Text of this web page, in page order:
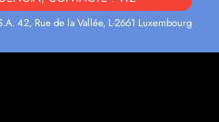
42, Rue de la Vallée, L-2661 Luxembourg